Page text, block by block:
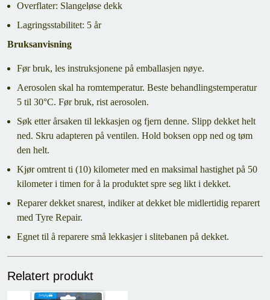
Overflater: Slangeløse dekk
Lagringsstabilitet: 5 år
Bruksanvisning
Før bruk, les instruksjonene på emballasjen nøye.
Aerosolen skal ha romtemperatur. Beste behandlingstemperatur
5 til 30°C. Før bruk, rist aerosolen.
Søk etter årsaken til lekkasjen og fjern denne. Slipp dekket helt
ned. Skru adapteren på ventilen. Hold boksen opp ned og tøm
den helt.
Kjør omtrent ti (10) kilometer med en maksimal hastighet på 50
kilometer i timen for å la produktet spre seg likt i dekket.
Reparer dekket snarest, indiker at dekket ble midlertidig reparert
med Tyre Repair.
Egnet til å reparere små lekkasjer i slitebanen på dekket.
Relatert produkt